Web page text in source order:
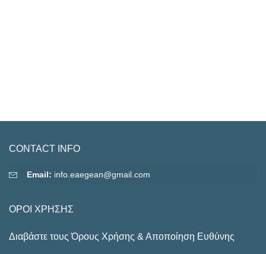
CONTACT INFO
Email: info.eaegean@gmail.com
ΟΡΟΙ ΧΡΗΣΗΣ
Διαβάστε τους Όρους Χρήσης & Αποποίηση Ευθύνης